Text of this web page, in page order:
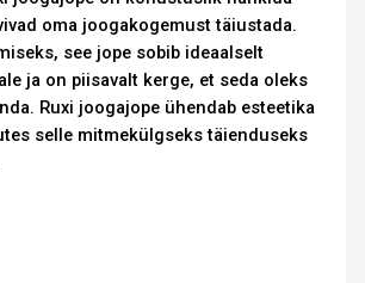
oma joogakogemust täiustada.
see jope sobib ideaalselt
ja on piisavalt kerge, et seda oleks
Ruxi joogajope ühendab esteetika
selle mitmekülgseks täienduseks